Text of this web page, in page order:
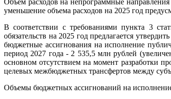
Объем расходов на непрограммные
уменьшение объема расходов на 2025 год
В соответствии с требованиями пункта 3
обязательств на 2025 год предлагается
бюджетные ассигнования на исполнение
период 2027 года - 2 535,5 млн рублей
основном отсутствием на момент разработки
целевых межбюджетных трансфертов между
Объемы бюджетных ассигнований на